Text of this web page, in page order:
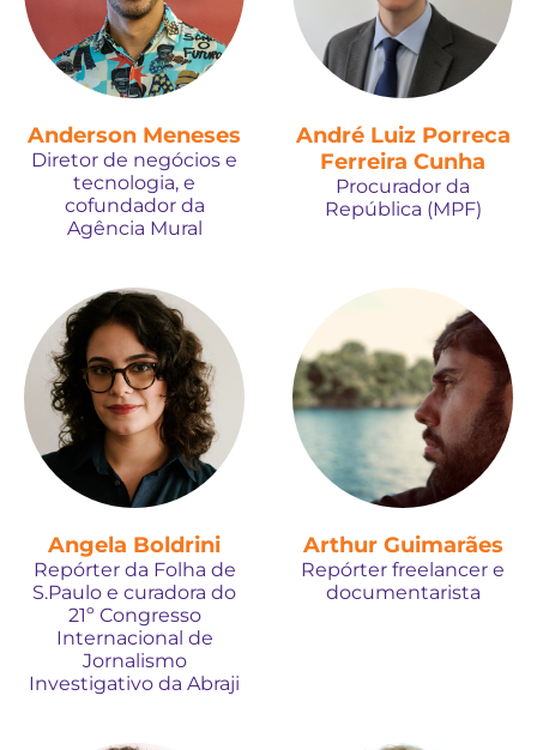
Anderson Meneses
Diretor de negócios e
tecnologia, e
cofundador da
Agência Mural
André Luiz Porreca
Ferreira Cunha
Procurador da
República (MPF)
Angela Boldrini
Repórter da Folha de
S.Paulo e curadora do
21º Congresso
Internacional de
Jornalismo
Investigativo da Abraji
Arthur Guimarães
Repórter freelancer e
documentarista